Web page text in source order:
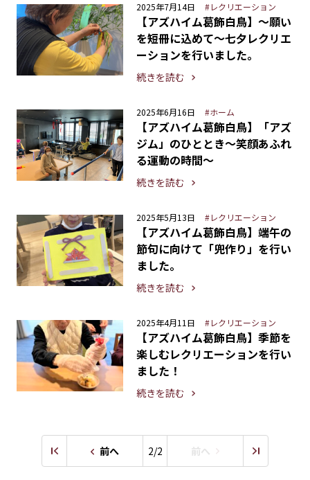
2025年7月14日 #レクリエーション
【アズハイム葛飾白鳥】〜願い
を短冊に込めて〜七夕レクリエ
ーションを行いました。
続きを読む
2025年6月16日 #ホーム
【アズハイム葛飾白鳥】「アズ
ジム」のひととき〜笑顔あふれ
る運動の時間〜
続きを読む
2025年5月13日 #レクリエーション
【アズハイム葛飾白鳥】端午の
節句に向けて「兜作り」を行い
ました。
続きを読む
2025年4月11日 #レクリエーション
【アズハイム葛飾白鳥】季節を
楽しむレクリエーションを行い
ました！
続きを読む
前へ 2/2 前へ